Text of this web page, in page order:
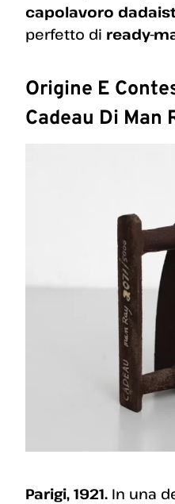
capolavoro
perfetto di ready-
Origine E
Cadeau Di Man
Parigi, 1921. In una